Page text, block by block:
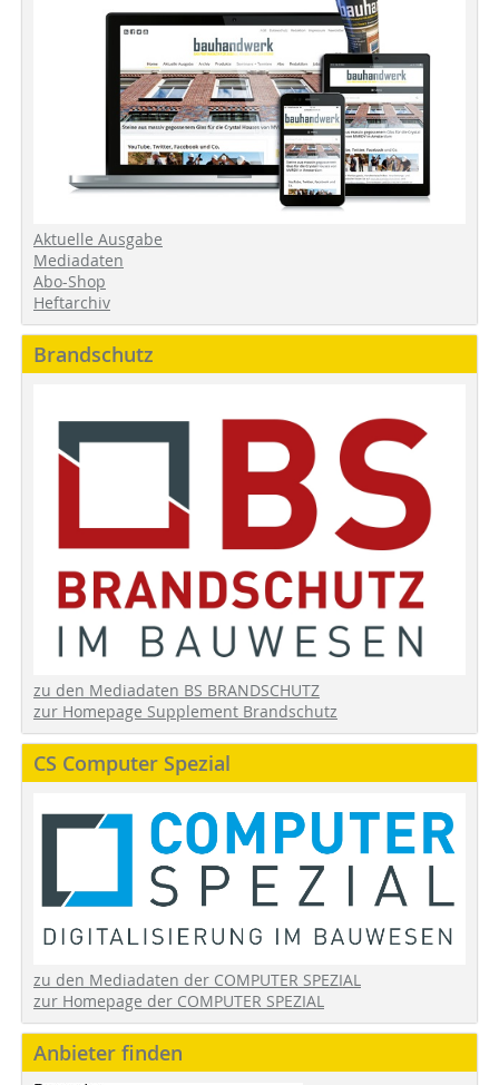
Aktuelle Ausgabe
Mediadaten
Abo-Shop
Heftarchiv
Brandschutz
zu den Mediadaten BS BRANDSCHUTZ
zur Homepage Supplement Brandschutz
CS Computer Spezial
zu den Mediadaten der COMPUTER SPEZIAL
zur Homepage der COMPUTER SPEZIAL
Anbieter finden